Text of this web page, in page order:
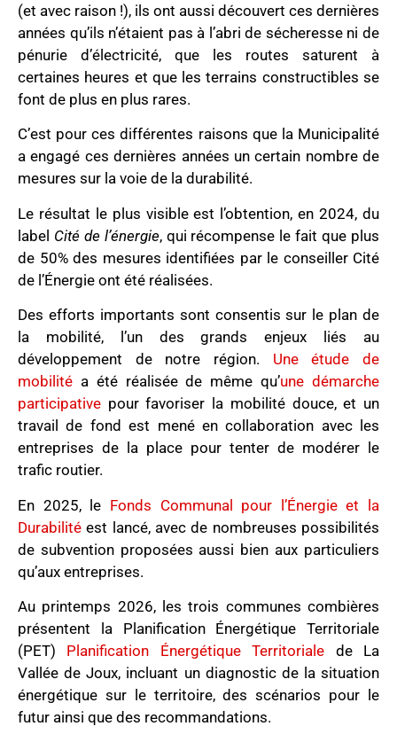
(et avec raison !), ils ont aussi découvert ces dernières
années qu’ils n’étaient pas à l’abri de sécheresse ni de
pénurie d’électricité, que les routes saturent à
certaines heures et que les terrains constructibles se
font de plus en plus rares.
C’est pour ces différentes raisons que la Municipalité
a engagé ces dernières années un certain nombre de
mesures sur la voie de la durabilité.
Le résultat le plus visible est l’obtention, en 2024, du
label Cité de l’énergie, qui récompense le fait que plus
de 50% des mesures identifiées par le conseiller Cité
de l’Énergie ont été réalisées.
Des efforts importants sont consentis sur le plan de
la mobilité, l’un des grands enjeux liés au
développement de notre région. Une étude de
mobilité a été réalisée de même qu’une démarche
participative pour favoriser la mobilité douce, et un
travail de fond est mené en collaboration avec les
entreprises de la place pour tenter de modérer le
trafic routier.
En 2025, le Fonds Communal pour l’Énergie et la
Durabilité est lancé, avec de nombreuses possibilités
de subvention proposées aussi bien aux particuliers
qu’aux entreprises.
Au printemps 2026, les trois communes combières
présentent la Planification Énergétique Territoriale
(PET) Planification Énergétique Territoriale de La
Vallée de Joux, incluant un diagnostic de la situation
énergétique sur le territoire, des scénarios pour le
futur ainsi que des recommandations.